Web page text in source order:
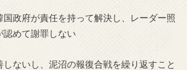
国政府が責任を持って解決し、レーダー照
めて謝罪しない
ないし、泥沼の報復合戦を繰り返すこと